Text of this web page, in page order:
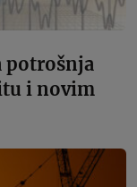
potrošnja
i novim